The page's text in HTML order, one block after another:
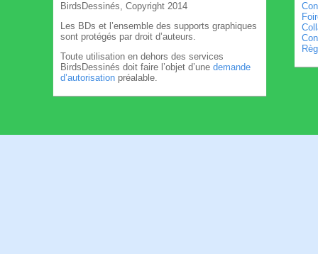
BirdsDessinés, Copyright 2014
Les BDs et l’ensemble des supports graphiques
sont protégés par droit d’auteurs.
Toute utilisation en dehors des services
BirdsDessinés doit faire l’objet d’une demande
d’autorisation préalable.